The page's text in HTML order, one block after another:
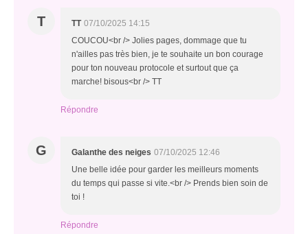
T TT 07/10/2025 14:15
COUCOU<br /> Jolies pages, dommage que tu
n'ailles pas très bien, je te souhaite un bon courage
pour ton nouveau protocole et surtout que ça
marche! bisous<br /> TT
Répondre
G Galanthe des neiges 07/10/2025 12:46
Une belle idée pour garder les meilleurs moments
du temps qui passe si vite.<br /> Prends bien soin de
toi !
Répondre